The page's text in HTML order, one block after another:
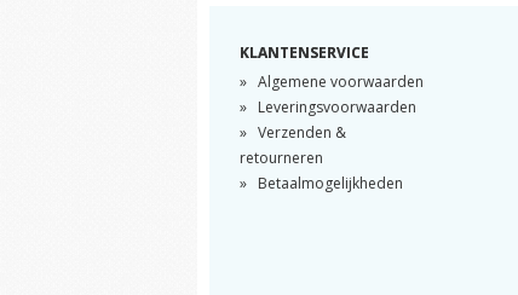
KLANTENSERVICE
Algemene voorwaarden
Leveringsvoorwaarden
Verzenden &
retourneren
Betaalmogelijkheden